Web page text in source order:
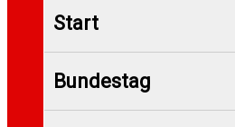
Start
Bundestag